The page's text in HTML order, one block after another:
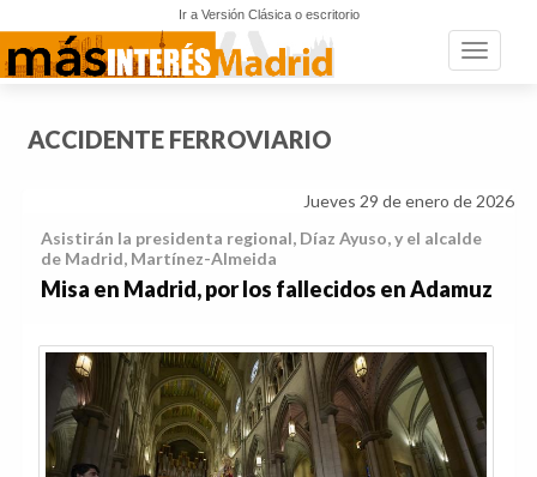
Ir a Versión Clásica o escritorio
Toggle
ACCIDENTE FERROVIARIO
Jueves 29 de enero de 2026
Asistirán la presidenta regional, Díaz Ayuso, y el alcalde
de Madrid, Martínez-Almeida
Misa en Madrid, por los fallecidos en Adamuz